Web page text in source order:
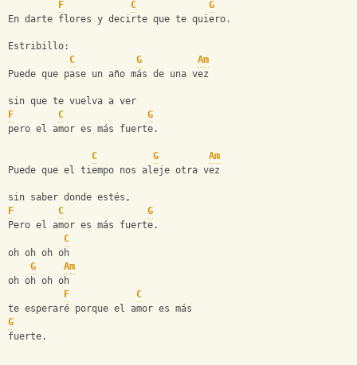
F C
G
En darte flores y decirte que te quiero.
Estribillo:
C
G
Am
Puede que pase un año más de una vez
sin que te vuelva a ver
F
C
G
pero el amor es más fuerte.
C G
Am
Puede que el tiempo nos aleje otra vez
sin saber donde estés,
F
C
G
Pero el amor es más fuerte.
C
oh oh oh oh
G
Am
oh oh oh oh
F
C
te esperaré porque el amor es más
G
fuerte.